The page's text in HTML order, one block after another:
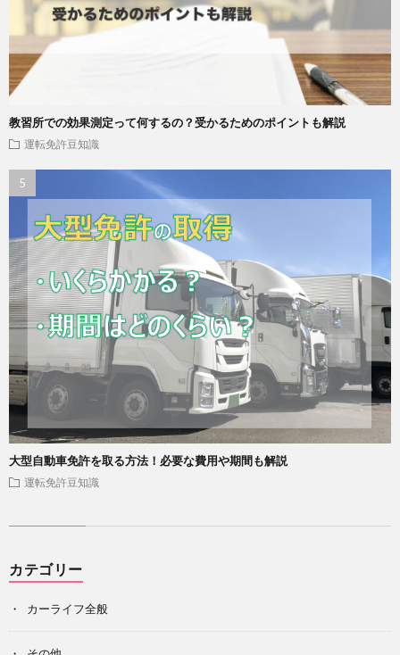
教習所での効果測定って何するの？受かるためのポイントも解説
運転免許豆知識
大型自動車免許を取る方法！必要な費用や期間も解説
運転免許豆知識
カテゴリー
カーライフ全般